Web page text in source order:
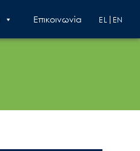
Επικοινωνία EN
EL